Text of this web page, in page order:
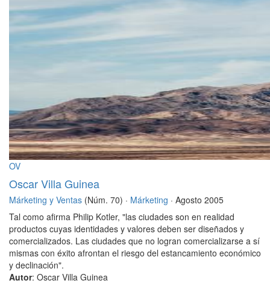
OV
Oscar Villa Guinea
Márketing y Ventas (Núm. 70) · Márketing · Agosto 2005
Tal como afirma Philip Kotler, "las ciudades son en realidad
productos cuyas identidades y valores deben ser diseñados y
comercializados. Las ciudades que no logran comercializarse a sí
mismas con éxito afrontan el riesgo del estancamiento económico
y declinación".
Autor: Oscar Villa Guinea